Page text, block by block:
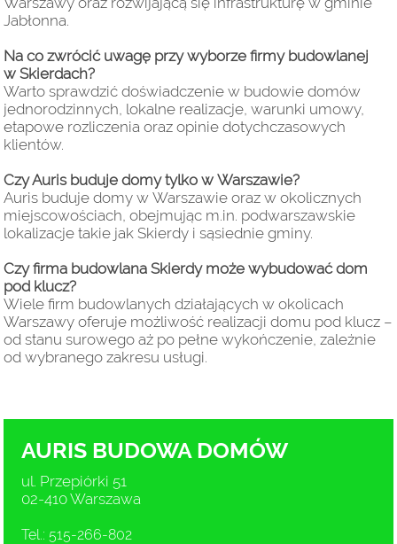
Jabłonna.
Na co zwrócić uwagę przy wyborze firmy budowlanej
w Skierdach?
Warto sprawdzić doświadczenie w budowie domów
jednorodzinnych, lokalne realizacje, warunki umowy,
etapowe rozliczenia oraz opinie dotychczasowych
klientów.
Czy Auris buduje domy tylko w Warszawie?
Auris buduje domy w Warszawie oraz w okolicznych
miejscowościach, obejmując m.in. podwarszawskie
lokalizacje takie jak Skierdy i sąsiednie gminy.
Czy firma budowlana Skierdy może wybudować dom
pod klucz?
Wiele firm budowlanych działających w okolicach
Warszawy oferuje możliwość realizacji domu pod klucz –
od stanu surowego aż po pełne wykończenie, zależnie
od wybranego zakresu usługi.
AURIS BUDOWA DOMÓW
ul. Przepiórki 51
02-410 Warszawa
Tel.: 515-266-802